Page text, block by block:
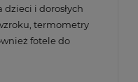
i dorosłych
termometry
fotele do